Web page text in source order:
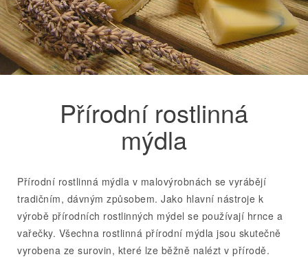
Přírodní rostlinná
mýdla
Přírodní rostlinná mýdla v malovýrobnách se vyrábějí
tradičním, dávným způsobem. Jako hlavní nástroje k
výrobě přírodních rostlinných mýdel se používají hrnce a
vařečky. Všechna rostlinná přírodní mýdla jsou skutečně
vyrobena ze surovin, které lze běžně nalézt v přírodě.